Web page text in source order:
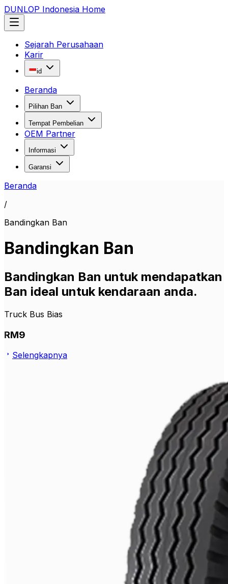
DUNLOP Indonesia Home
Sejarah Perusahaan
Karir
id
Beranda
Pilihan Ban
Tempat Pembelian
OEM Partner
Informasi
Garansi
Beranda
/
Bandingkan Ban
Bandingkan Ban
Bandingkan Ban untuk mendapatkan
Ban ideal untuk kendaraan anda.
Truck Bus Bias
RM9
Selengkapnya